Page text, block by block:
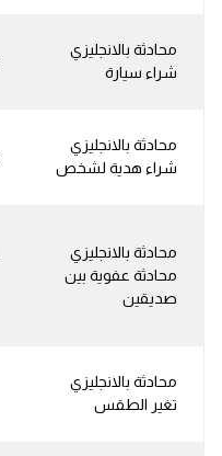
محادثة بالانجليزي
شراء سيارة
محادثة بالانجليزي
شراء هدية لشخص
محادثة بالانجليزي
محادثة عفوية بين
صديقين
محادثة بالانجليزي
تغير الطقس